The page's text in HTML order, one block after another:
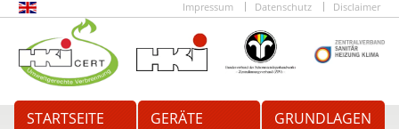
Impressum Datenschutz Disclaimer
STARTSEITE GERÄTE GRUNDLAGEN